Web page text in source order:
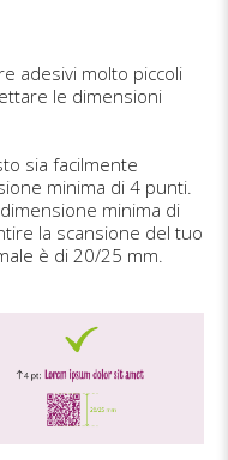
adesivi molto piccoli
le dimensioni
sia facilmente
minima di 4 punti.
minima di
la scansione del tuo
è di 20/25 mm.